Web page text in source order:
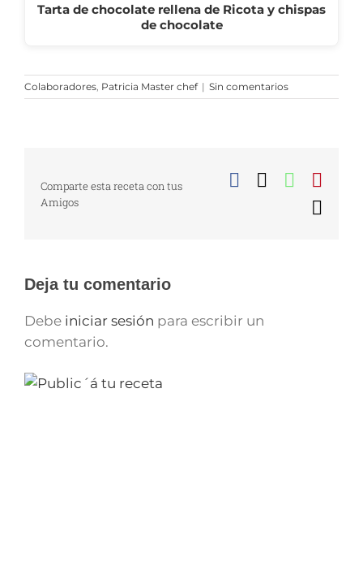
Tarta de chocolate rellena de Ricota y chispas
de chocolate
Colaboradores Patricia Master chef | Sin comentarios
Comparte esta receta con tus
Amigos
Facebook
Deja tu comentario
Debe iniciar sesión para escribir un
comentario.